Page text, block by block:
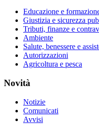
Educazione e
Giustizia e sicurezza
Tributi, finanze e
Ambiente
Salute, benessere e
Autorizzazioni
Agricoltura e pesca
Novità
Notizie
Comunicati
Avvisi